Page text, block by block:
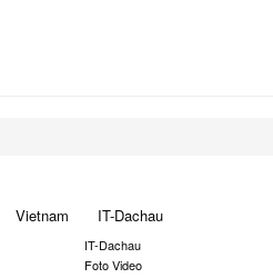
Vietnam IT-Dachau
IT-Dachau
Foto Video